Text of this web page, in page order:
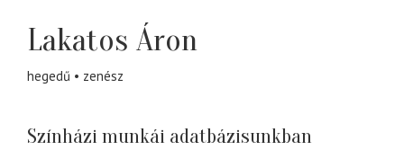
Lakatos Áron
hegedű zenész
Színházi munkái adatbázisunkban